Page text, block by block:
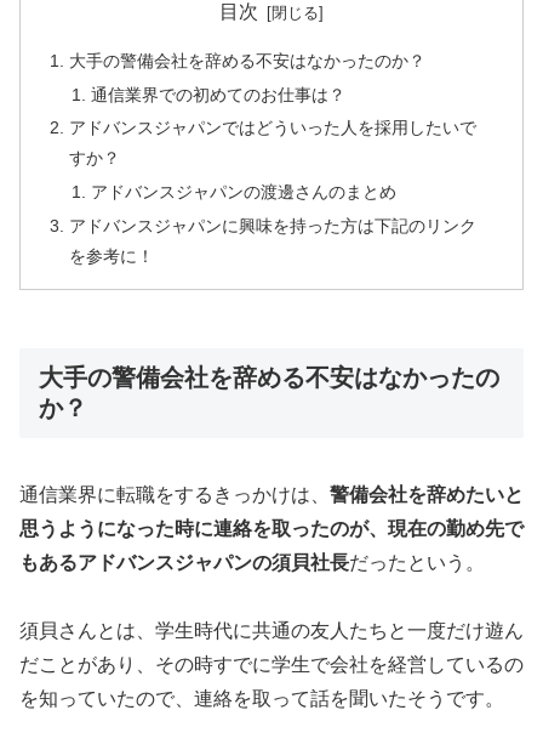
目次
大手の警備会社を辞める不安はなかったのか？
通信業界での初めてのお仕事は？
アドバンスジャパンではどういった人を採用したいで
すか？
アドバンスジャパンの渡邊さんのまとめ
アドバンスジャパンに興味を持った方は下記のリンク
を参考に！
大手の警備会社を辞める不安はなかったの
か？
通信業界に転職をするきっかけは、 警備会社を辞めたいと
思うようになった時に連絡を取ったのが、現在の勤め先で
もあるアドバンスジャパンの須貝社長だったという。
須貝さんとは、学生時代に共通の友人たちと一度だけ遊ん
だことがあり、その時すでに学生で会社を経営しているの
を知っていたので、連絡を取って話を聞いたそうです。